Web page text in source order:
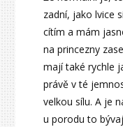
zadní, jako lvice
cítím a mám
na princezny
mají také rychle
právě v té
velkou sílu. A je
u porodu to